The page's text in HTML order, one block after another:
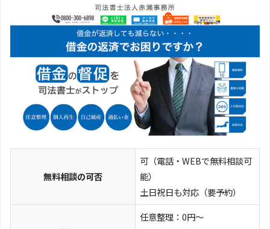
無料相談の可否
可（電話・WEBで無料相談可
能）
土日祝日も対応（要予約）
任意整理：0円～